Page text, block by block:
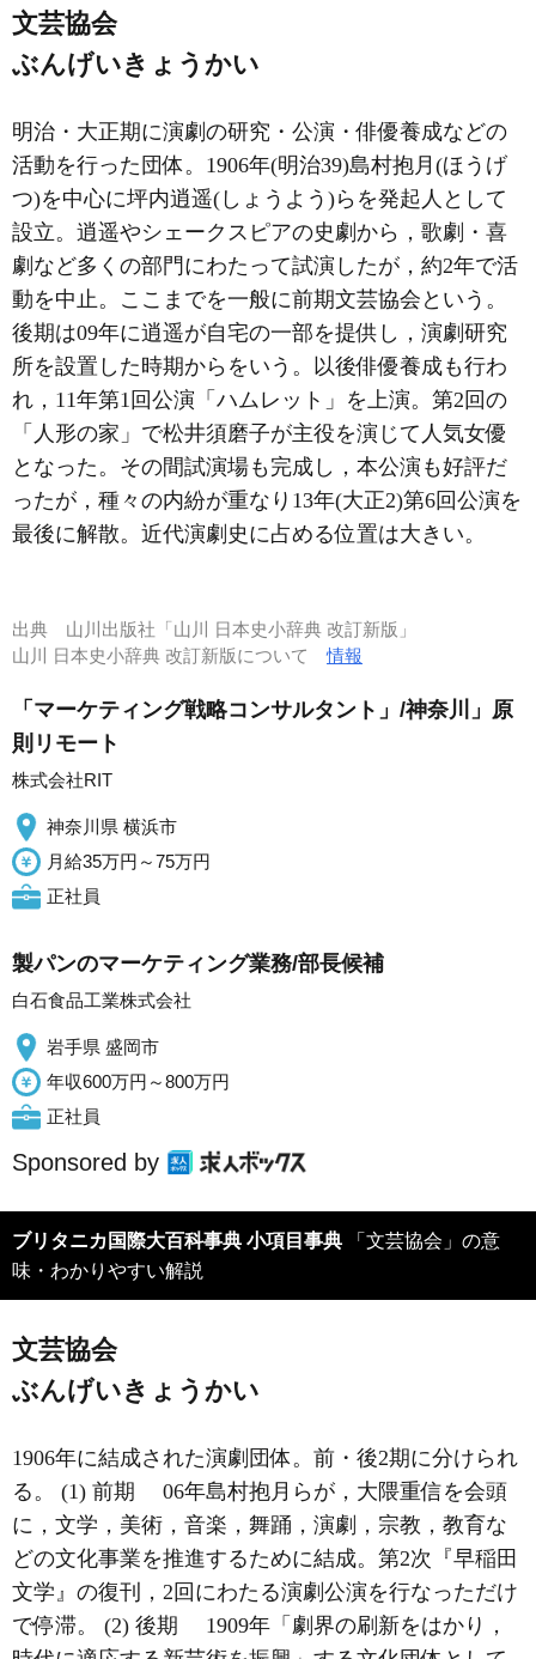
文芸協会
ぶんげいきょうかい
明治・大正期に演劇の研究・公演・俳優養成などの
活動を行った団体。1906年(明治39)島村抱月(ほうげ
つ)を中心に坪内逍遥(しょうよう)らを発起人として
設立。逍遥やシェークスピアの史劇から，歌劇・喜
劇など多くの部門にわたって試演したが，約2年で活
動を中止。ここまでを一般に前期文芸協会という。
後期は09年に逍遥が自宅の一部を提供し，演劇研究
所を設置した時期からをいう。以後俳優養成も行わ
れ，11年第1回公演「ハムレット」を上演。第2回の
「人形の家」で松井須磨子が主役を演じて人気女優
となった。その間試演場も完成し，本公演も好評だ
ったが，種々の内紛が重なり13年(大正2)第6回公演を
最後に解散。近代演劇史に占める位置は大きい。
出典 山川出版社「山川 日本史小辞典 改訂新版」
山川 日本史小辞典 改訂新版について情報
「マーケティング戦略コンサルタント」/神奈川」原
則リモート
株式会社RIT
神奈川県 横浜市
月給35万円～75万円
正社員
製パンのマーケティング業務/部長候補
白石食品工業株式会社
岩手県 盛岡市
年収600万円～800万円
正社員
Sponsored by
ブリタニカ国際大百科事典 小項目事典 「文芸協会」の意
味・わかりやすい解説
文芸協会
ぶんげいきょうかい
1906年に結成された演劇団体。前・後2期に分けられ
る。 (1) 前期 06年島村抱月らが，大隈重信を会頭
に，文学，美術，音楽，舞踊，演劇，宗教，教育な
どの文化事業を推進するために結成。第2次『早稲田
文学』の復刊，2回にわたる演劇公演を行なっただけ
で停滞。 (2) 後期 1909年「劇界の刷新をはかり，